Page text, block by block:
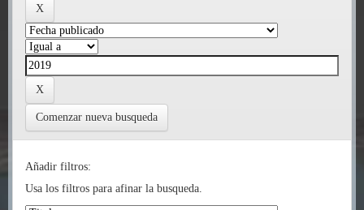
Comenzar nueva busqueda
Añadir filtros:
Usa los filtros para afinar la busqueda.